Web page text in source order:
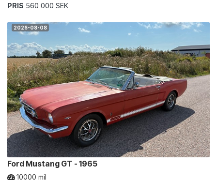
PRIS 560 000 SEK
2026-08-08
Ford Mustang GT - 1965
10000 mil